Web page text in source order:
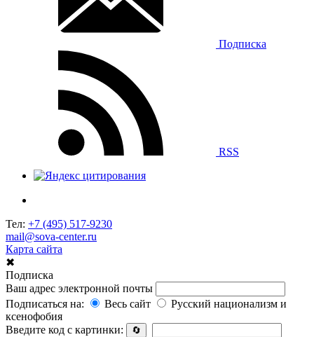
Подписка
RSS
Тел: +7 (495) 517-9230
mail@sova-center.ru
Карта сайта
✖
Подписка
Ваш адрес электронной почты
Подписаться на:
Весь сайт
Русский национализм и
ксенофобия
Введите код с картинки:
🔄